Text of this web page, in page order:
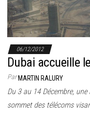
06/12/2012
Dubai accueille
ParMARTIN RALURY
Du 3 au 14 Décembre, une
sommet des télécoms